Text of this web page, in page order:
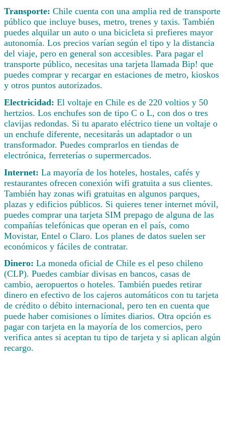
Transporte: Chile cuenta con una amplia red de transporte
público que incluye buses, metro, trenes y taxis. También
puedes alquilar un auto o una bicicleta si prefieres mayor
autonomía. Los precios varían según el tipo y la distancia
del viaje, pero en general son accesibles. Para pagar el
transporte público, necesitas una tarjeta llamada Bip! que
puedes comprar y recargar en estaciones de metro, kioskos
y otros puntos autorizados.
Electricidad: El voltaje en Chile es de 220 voltios y 50
hertzios. Los enchufes son de tipo C o L, con dos o tres
clavijas redondas. Si tu aparato eléctrico tiene un voltaje o
un enchufe diferente, necesitarás un adaptador o un
transformador. Puedes comprarlos en tiendas de
electrónica, ferreterías o supermercados.
Internet: La mayoría de los hoteles, hostales, cafés y
restaurantes ofrecen conexión wifi gratuita a sus clientes.
También hay zonas wifi gratuitas en algunos parques,
plazas y edificios públicos. Si quieres tener internet móvil,
puedes comprar una tarjeta SIM prepago de alguna de las
compañías telefónicas que operan en el país, como
Movistar, Entel o Claro. Los planes de datos suelen ser
económicos y fáciles de contratar.
Dinero: La moneda oficial de Chile es el peso chileno
(CLP). Puedes cambiar divisas en bancos, casas de
cambio, aeropuertos o hoteles. También puedes retirar
dinero en efectivo de los cajeros automáticos con tu tarjeta
de crédito o débito internacional, pero ten en cuenta que
puede haber comisiones o límites diarios. Otra opción es
pagar con tarjeta en la mayoría de los comercios, pero
verifica antes si aceptan tu tipo de tarjeta y si aplican algún
recargo.